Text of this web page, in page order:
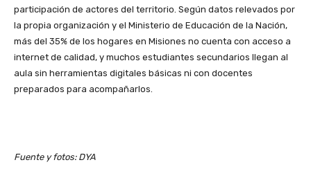
participación de actores del territorio. Según datos relevados por
la propia organización y el Ministerio de Educación de la Nación,
más del 35% de los hogares en Misiones no cuenta con acceso a
internet de calidad, y muchos estudiantes secundarios llegan al
aula sin herramientas digitales básicas ni con docentes
preparados para acompañarlos.
Fuente y fotos: DYA